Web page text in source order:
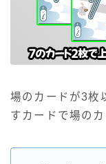
場のカードが3枚
すカードで場の